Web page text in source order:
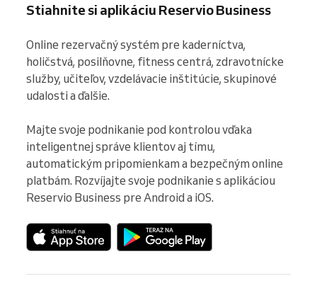
Stiahnite si aplikáciu Reservio Business
Online rezervačný systém pre kaderníctva,
holičstvá, posilňovne, fitness centrá, zdravotnícke
služby, učiteľov, vzdelávacie inštitúcie, skupinové
udalosti a ďalšie.
Majte svoje podnikanie pod kontrolou vďaka
inteligentnej správe klientov aj tímu,
automatickým pripomienkam a bezpečným online
platbám. Rozvíjajte svoje podnikanie s aplikáciou
Reservio Business pre Android a iOS.